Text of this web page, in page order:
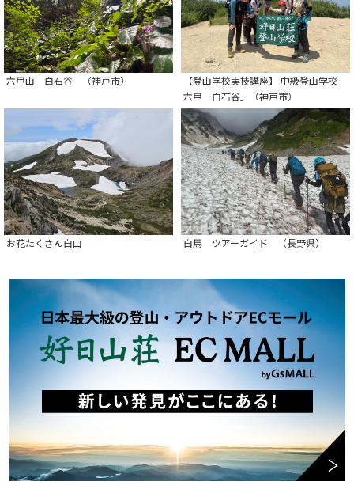
六甲山 白石谷 （神戸市）
【登山学校実技講座】 中級登山学校
六甲「白石谷」（神戸市）
お花たくさん白山 白馬 ツアーガイド （長野県）